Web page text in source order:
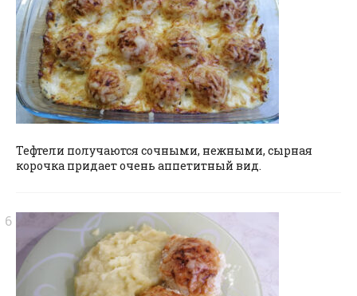
Тефтели получаются сочными, нежными, сырная
корочка придает очень аппетитный вид.